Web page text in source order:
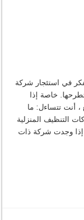
في استئجار شركة
خاصة إذا
، أنت تتساءل: ما
التنظيف المنزلية
إذا وجدت شركة ذات